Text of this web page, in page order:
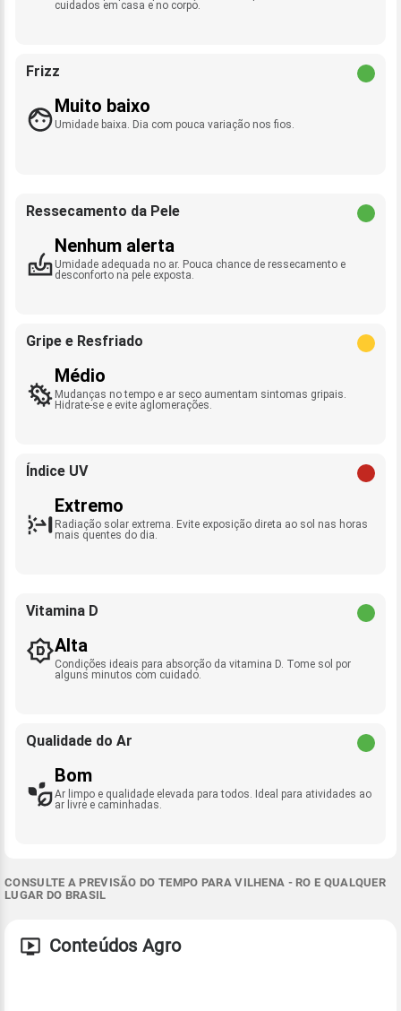
cuidados em casa e no corpo.
Frizz
Muito baixo
Umidade baixa. Dia com pouca variação nos fios.
Ressecamento da Pele
Nenhum alerta
Umidade adequada no ar. Pouca chance de ressecamento e
desconforto na pele exposta.
Gripe e Resfriado
Médio
Mudanças no tempo e ar seco aumentam sintomas gripais.
Hidrate-se e evite aglomerações.
Índice UV
Extremo
Radiação solar extrema. Evite exposição direta ao sol nas horas
mais quentes do dia.
Vitamina D
Alta
Condições ideais para absorção da vitamina D. Tome sol por
alguns minutos com cuidado.
Qualidade do Ar
Bom
Ar limpo e qualidade elevada para todos. Ideal para atividades ao
ar livre e caminhadas.
CONSULTE A PREVISÃO DO TEMPO PARA VILHENA - RO E QUALQUER
LUGAR DO BRASIL
Conteúdos Agro